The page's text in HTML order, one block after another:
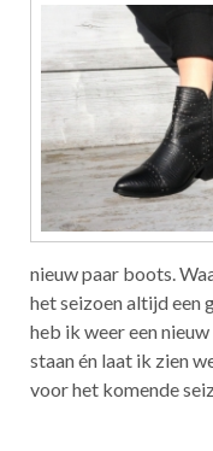
nieuw paar boots.
het seizoen altijd een
heb ik weer een
staan én laat ik zien
voor het komende